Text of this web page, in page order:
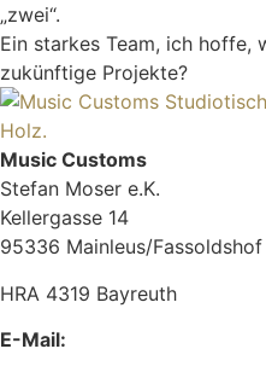
„zwei“.
Ein starkes Team, ich hoffe,
zukünftige Projekte?
Music Customs
Stefan Moser e.K.
Kellergasse 14
95336 Mainleus/Fassoldshof
HRA 4319 Bayreuth
E-Mail: